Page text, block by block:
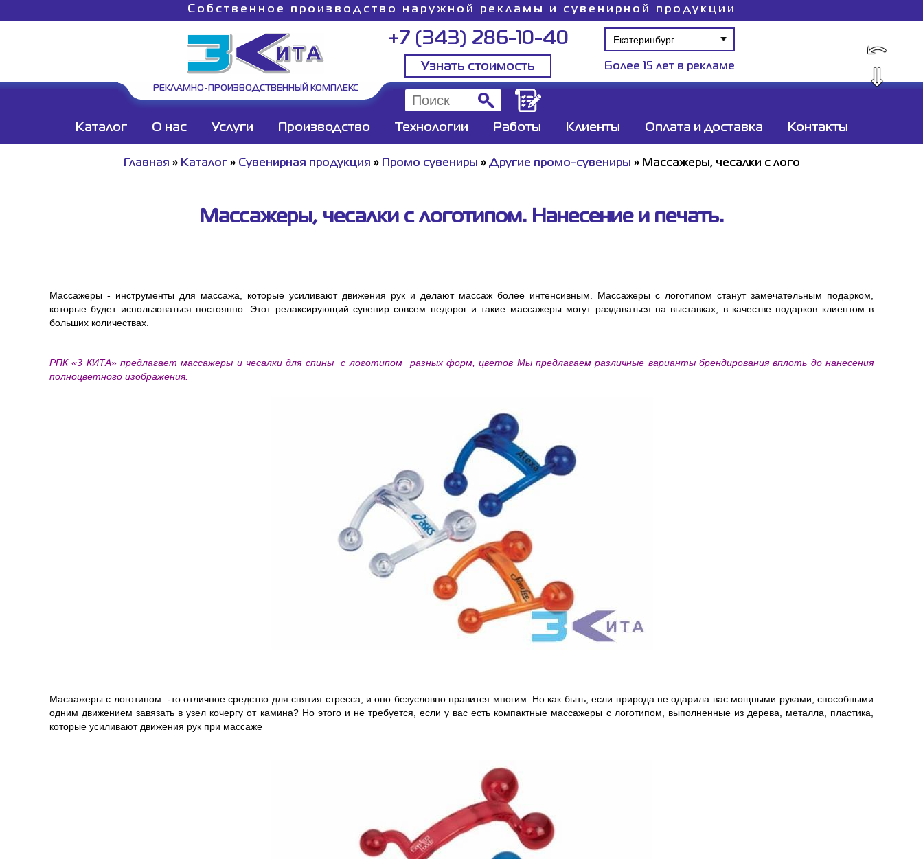
⇓
⤺
Собственное производство наружной рекламы и сувенирной продукции
РЕКЛАМНО-ПРОИЗВОДСТВЕННЫЙ КОМПЛЕКС
+7 (343) 286-10-40
Узнать стоимость Более 15 лет в рекламе
Каталог О нас Услуги Производство Технологии Работы Клиенты Оплата и доставка Контакты
Главная » Каталог» Сувенирная продукция » Промо сувениры » Другие промо-сувениры » Массажеры, чесалки с лого
Массажеры, чесалки с логотипом. Нанесение и печать.
Массажеры - инструменты для массажа, которые усиливают движения рук и делают массаж более интенсивным. Массажеры с логотипом станут замечательным подарком,
которые будет использоваться постоянно. Этот релаксирующий сувенир совсем недорог и такие массажеры могут раздаваться на выставках, в качестве подарков клиентом в
больших количествах.
РПК «3 КИТА» предлагает массажеры и чесалки для спины с логотипом разных форм, цветов Мы предлагаем различные варианты брендирования вплоть до нанесения
полноцветного изображения.
Масаажеры с логотипом -то отличное средство для снятия стресса, и оно безусловно нравится многим. Но как быть, если природа не одарила вас мощными руками, способными
одним движением завязать в узел кочергу от камина? Но этого и не требуется, если у вас есть компактные массажеры с логотипом, выполненные из дерева, металла, пластика,
которые усиливают движения рук при массаже